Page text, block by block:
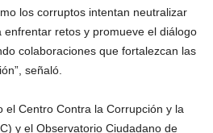
los corruptos intentan neutralizar
retos y promueve el diálogo
colaboraciones que fortalezcan las
señaló.
el Centro Contra la Corrupción y la
y el Observatorio Ciudadano de